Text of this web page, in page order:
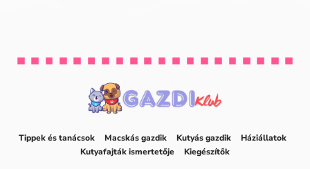
Tippek és tanácsok Macskás gazdik Kutyás gazdik
Háziállatok
Kutyafajták ismertetője
Kiegészítők